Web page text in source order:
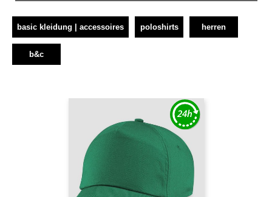
basic kleidung | accessoires poloshirts herren
b&c